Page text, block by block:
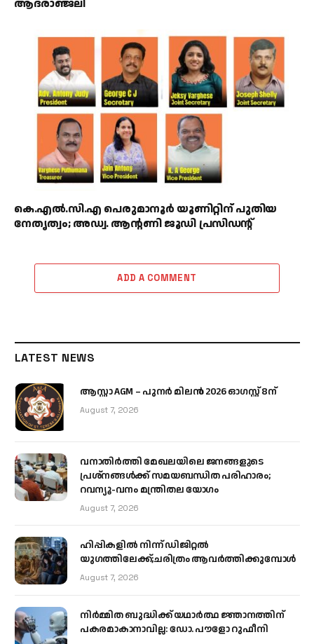
ആദരാഞ്ജലി
കെ.എൽ.സി.എ പെരുമാനൂർ യൂണിറ്റിന് പുതിയ
നേതൃത്വം; അഡ്വ. ആന്റണി ജൂഡി പ്രസിഡന്റ്
ADD A COMMENT
LATEST NEWS
ആസ്റ്റാ AGM – പുനർ മിലൻ 2026 ഓഗസ്റ്റ് 8ന്
August 7, 2026
വനാതിർത്തി മേഖലയിലെ ജനങ്ങളുടെ
പ്രശ്നങ്ങൾക്ക് സമയബന്ധിത പരിഹാരം;
റവന്യൂ-വനം മന്ത്രിതല യോഗം
August 7, 2026
ഹിപ്പികളില്‍ നിന്ന് ഡിജിറ്റല്‍
യുഗത്തിലേക്ക്;ചരിത്രം ആവര്‍ത്തിക്കുമ്പോള്‍
August 7, 2026
നിർമ്മിത ബുദ്ധിക്ക് യഥാർത്ഥ ജ്ഞാനത്തിന്
പകരമാകാനാവില്ല: ഡോ. പൗളോ റുഫീനി